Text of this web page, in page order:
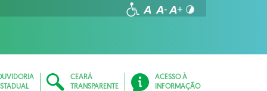
CEARÁ
TRANSPARENTE
ACESSO À
INFORMAÇÃO